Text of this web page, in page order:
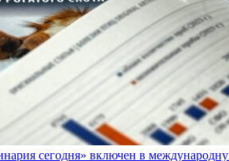
сегодня» включен в